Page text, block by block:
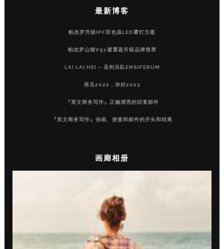
最新博客
帕杰罗升级IPF双色温LED雾灯方案
帕杰罗山猫V97避震器升级品牌推荐
LAI LAI HEI – 圣剑乐队ENSIFERUM
再见2022，你好2023
『英文商务写作』正确漂亮的回复邮件
『英文商务写作』信函、便签和邮件的开头和结尾
画廊相册